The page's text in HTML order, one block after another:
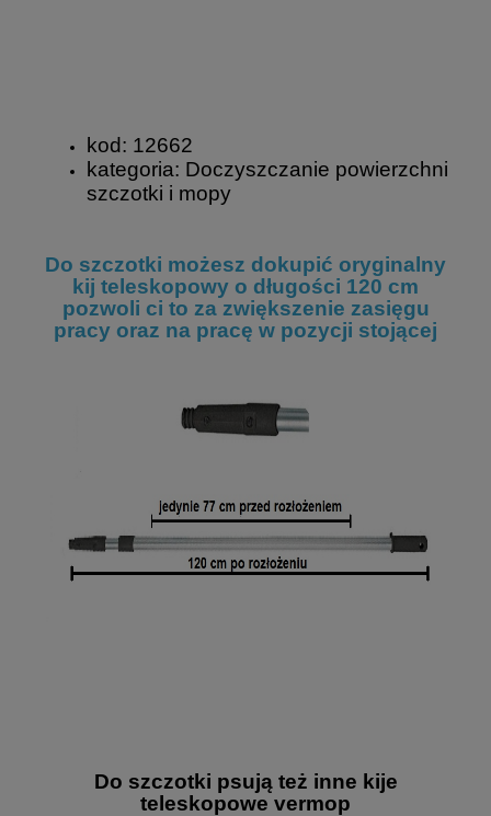
kod: 12662
kategoria: Doczyszczanie powierzchni
szczotki i mopy
Do szczotki możesz dokupić oryginalny
kij teleskopowy o długości 120 cm
pozwoli ci to za zwiększenie zasięgu
pracy oraz na pracę w pozycji stojącej
Do szczotki psują też inne kije
teleskopowe vermop